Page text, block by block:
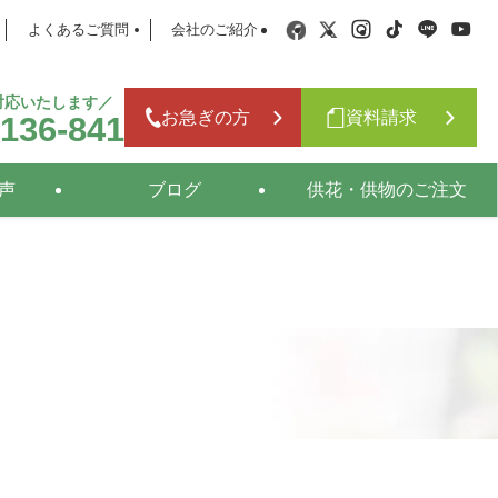
よくあるご質問 会社のご紹介
いたします／
841 お急ぎの方 資料請求
ブログ 供花・供物のご注文